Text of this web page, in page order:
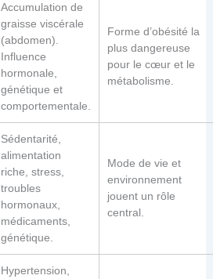
Accumulation de
graisse viscérale
(abdomen).
Influence
hormonale,
génétique et
comportementale.
Forme d’obésité la
plus dangereuse
pour le cœur et le
métabolisme.
Sédentarité,
alimentation
riche, stress,
troubles
hormonaux,
médicaments,
génétique.
Mode de vie et
environnement
jouent un rôle
central.
Hypertension,